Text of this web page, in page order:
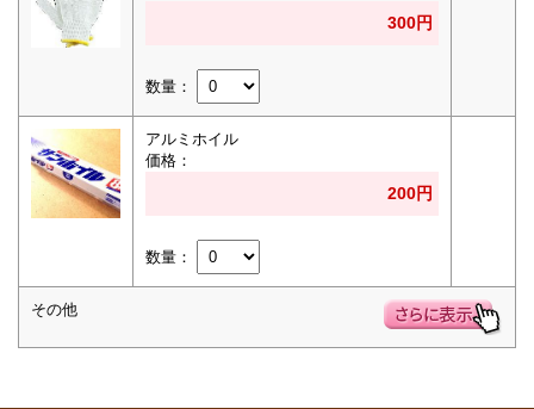
300円
数量：
アルミホイル
価格：
200円
数量：
その他